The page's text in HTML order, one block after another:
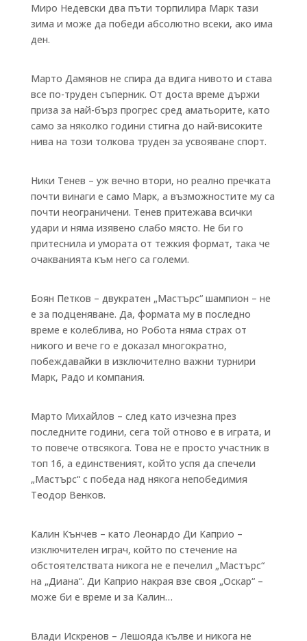
Миро Недевски два пъти торпилира Марк тази
зима и може да победи абсолютно всеки, ако има
ден.
Марто Дамянов не спира да вдига нивото и става
все по-труден съперник. От доста време държи
приза за най-бърз прогрес сред аматьорите, като
само за няколко години стигна до най-високите
нива на този толкова труден за усвояване спорт.
Ники Тенев – уж вечно втори, но реално пречката
почти винаги е само Марк, а възможностите му са
почти неограничени. Тенев притежава всички
удари и няма изявено слабо място. Не би го
притеснила и умората от тежкия формат, така че
очакванията към него са големи.
Боян Петков – двукратен „Мастърс“ шампион – не
е за подценяване. Да, формата му в последно
време е колеблива, но Робота няма страх от
никого и вече го е доказал многократно,
побеждавайки в изключително важни турнири
Марк, Радо и компания.
Марто Михайлов – след като изчезна през
последните години, сега той отново е в играта, и
то повече отвсякога. Това не е просто участник в
топ 16, а единственият, който успя да спечели
„Мастърс“ с победа над някога непобедимия
Теодор Венков.
Калин Кънчев – като Леонардо Ди Каприо –
изключителен играч, който по стечение на
обстоятелствата никога не е печелил „Мастърс“
на „Диана“. Ди Каприо накрая взе своя „Оскар“ –
може би е време и за Калин…
Влади Искренов – Лешояда кълве и никога не